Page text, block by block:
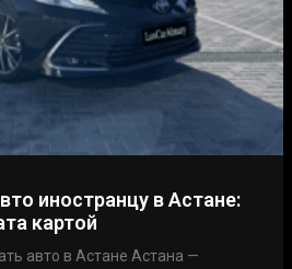
иностранцу в Астане:
картой
авто в Астане Астана —